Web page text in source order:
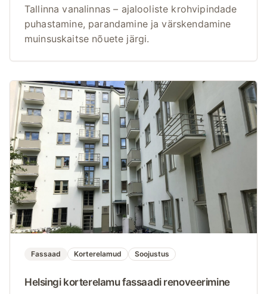
Tallinna vanalinnas – ajalooliste krohvipindade
puhastamine, parandamine ja värskendamine
muinsuskaitse nõuete järgi.
Fassaad Korterelamud Soojustus
Helsingi korterelamu fassaadi renoveerimine